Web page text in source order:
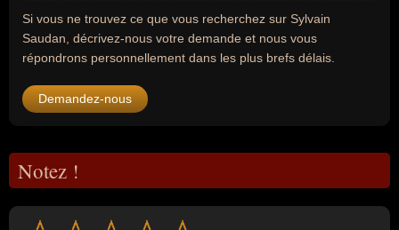
Si vous ne trouvez ce que vous recherchez sur Sylvain
Saudan, décrivez-nous votre demande et nous vous
répondrons personnellement dans les plus brefs délais.
Demandez-nous
Notez !